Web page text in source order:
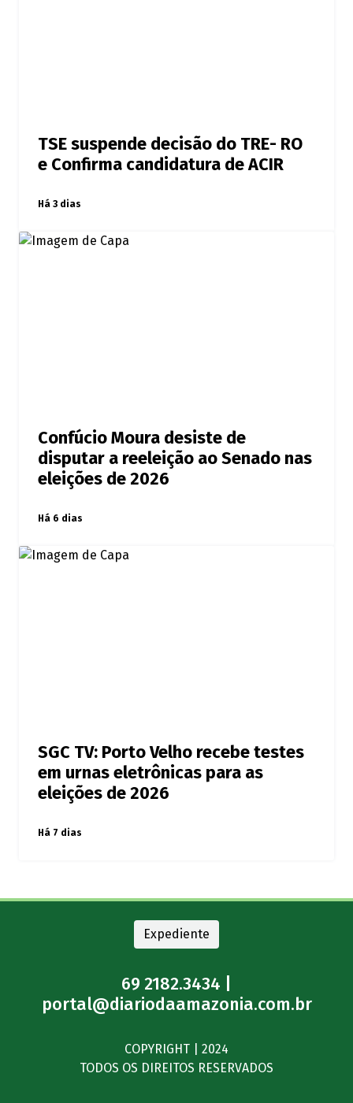
TSE suspende decisão do TRE- RO
e Confirma candidatura de ACIR
Há 3 dias
Confúcio Moura desiste de
disputar a reeleição ao Senado nas
eleições de 2026
Há 6 dias
SGC TV: Porto Velho recebe testes
em urnas eletrônicas para as
eleições de 2026
Há 7 dias
Expediente
69 2182.3434 |
portal@diariodaamazonia.com.br
COPYRIGHT | 2024
TODOS OS DIREITOS RESERVADOS